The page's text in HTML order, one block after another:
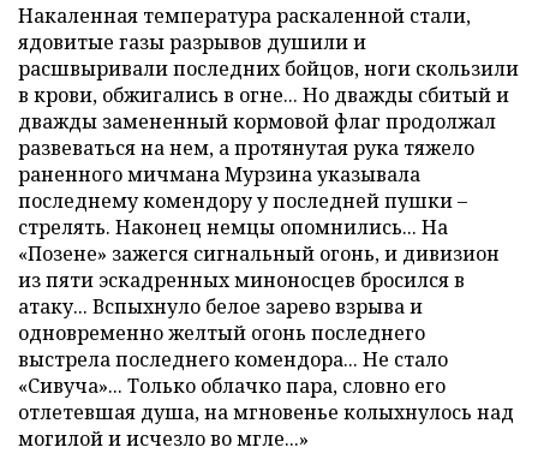
Накаленная температура раскаленной стали,
ядовитые газы разрывов душили и
расшвыривали последних бойцов, ноги скользили
в крови, обжигались в огне... Но дважды сбитый и
дважды замененный кормовой флаг продолжал
развеваться на нем, а протянутая рука тяжело
раненного мичмана Мурзина указывала
последнему комендору у последней пушки –
стрелять. Наконец немцы опомнились... На
«Позене» зажегся сигнальный огонь, и дивизион
из пяти эскадренных миноносцев бросился в
атаку... Вспыхнуло белое зарево взрыва и
одновременно желтый огонь последнего
выстрела последнего комендора... Не стало
«Сивуча»... Только облачко пара, словно его
отлетевшая душа, на мгновенье колыхнулось над
могилой и исчезло во мгле...»